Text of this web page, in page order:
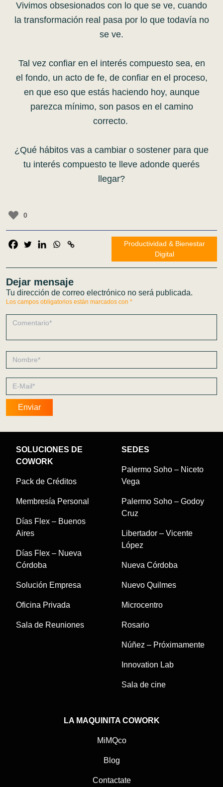
Vivimos obsesionados con lo que se ve, cuando
la transformación real pasa por lo que todavía no
se ve.
Tal vez confiar en el interés compuesto sea, en
el fondo, un acto de fe, de confiar en el proceso,
en que eso que estás haciendo hoy, aunque
parezca mínimo, son pasos en el camino
correcto.
¿Qué hábitos vas a cambiar o sostener para que
tu interés compuesto te lleve adonde querés
llegar?
0
Productividad & Bienestar
Digital
Dejar mensaje
Tu dirección de correo electrónico no será publicada.
Los campos obligatorios están marcados con *
SOLUCIONES DE
COWORK
Pack de Créditos
Membresía Personal
Días Flex – Buenos
Aires
Días Flex – Nueva
Córdoba
Solución Empresa
Oficina Privada
Sala de Reuniones
SEDES
Palermo Soho – Niceto
Vega
Palermo Soho – Godoy
Cruz
Libertador – Vicente
López
Nueva Córdoba
Nuevo Quilmes
Microcentro
Rosario
Núñez – Próximamente
Innovation Lab
Sala de cine
LA MAQUINITA COWORK
MiMQco
Blog
Contactate